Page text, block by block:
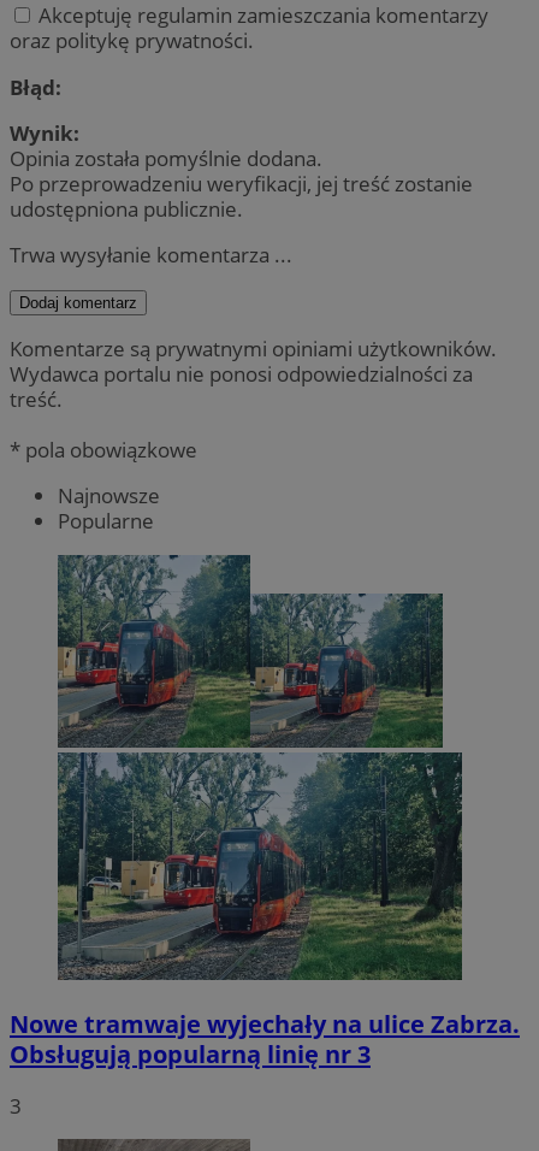
Akceptuję regulamin zamieszczania komentarzy
oraz politykę prywatności.
Błąd:
Wynik:
Opinia została pomyślnie dodana.
Po przeprowadzeniu weryfikacji, jej treść zostanie
udostępniona publicznie.
Trwa wysyłanie komentarza ...
Dodaj komentarz
Komentarze są prywatnymi opiniami użytkowników.
Wydawca portalu nie ponosi odpowiedzialności za
treść.
* pola obowiązkowe
Najnowsze
Popularne
Nowe tramwaje wyjechały na ulice Zabrza.
Obsługują popularną linię nr 3
3